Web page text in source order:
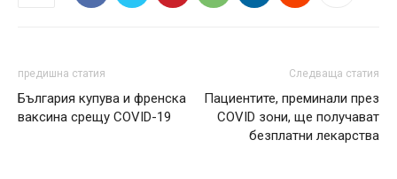
предишна статия
България купува и френска
ваксина срещу COVID-19
Следваща статия
Пациентите, преминали през
COVID зони, ще получават
безплатни лекарства